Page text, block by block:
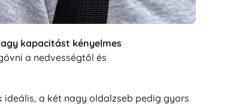
kapacitást kényelmes
a nedvességtől és
ideális, a két nagy oldalzseb pedig gyors